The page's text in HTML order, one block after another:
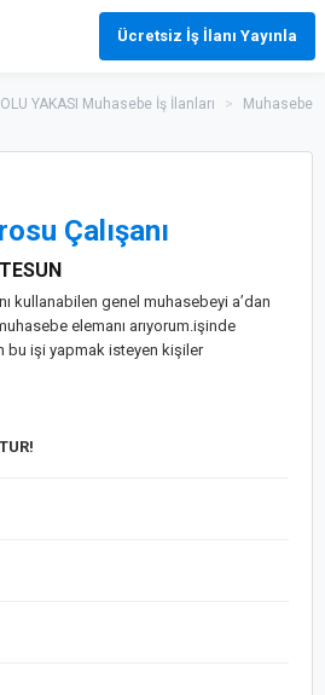
Ücretsiz İş İlanı Yayınla
YAKASI Muhasebe İş İlanları >
Muhasebe
Çalışanı
kullanabilen genel muhasebeyi a’dan
elemanı arıyorum.işinde
bu işi yapmak isteyen kişiler